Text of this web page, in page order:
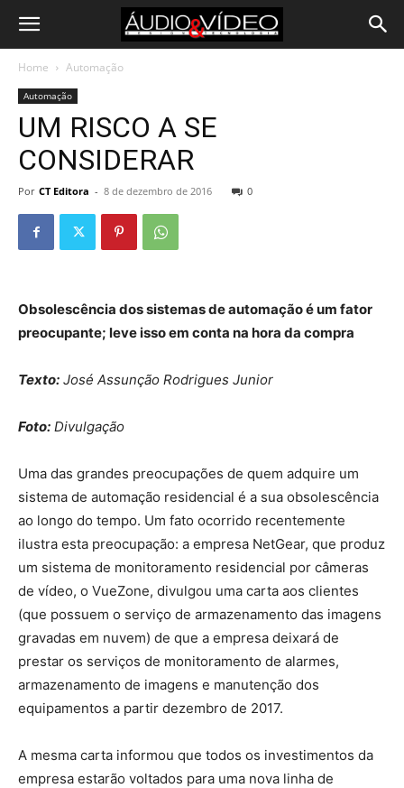
Home Automação
Automação
UM RISCO A SE
CONSIDERAR
Por CT Editora - 8 de dezembro de 2016 0
Obsolescência dos sistemas de automação é um fator
preocupante; leve isso em conta na hora da compra
Texto: José Assunção Rodrigues Junior
Foto: Divulgação
Uma das grandes preocupações de quem adquire um
sistema de automação residencial é a sua obsolescência
ao longo do tempo. Um fato ocorrido recentemente
ilustra esta preocupação: a empresa NetGear, que produz
um sistema de monitoramento residencial por câmeras
de vídeo, o VueZone, divulgou uma carta aos clientes
(que possuem o serviço de armazenamento das imagens
gravadas em nuvem) de que a empresa deixará de
prestar os serviços de monitoramento de alarmes,
armazenamento de imagens e manutenção dos
equipamentos a partir dezembro de 2017.
A mesma carta informou que todos os investimentos da
empresa estarão voltados para uma nova linha de